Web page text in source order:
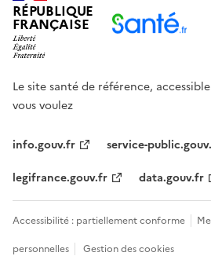
RÉPUBLIQUE
FRANÇAISE
Le site santé de référence,
vous voulez
info.gouv.fr
service-
legifrance.gouv.fr
data.gouv.fr
Accessibilité : partiellement conforme
personnelles
Gestion des cookies